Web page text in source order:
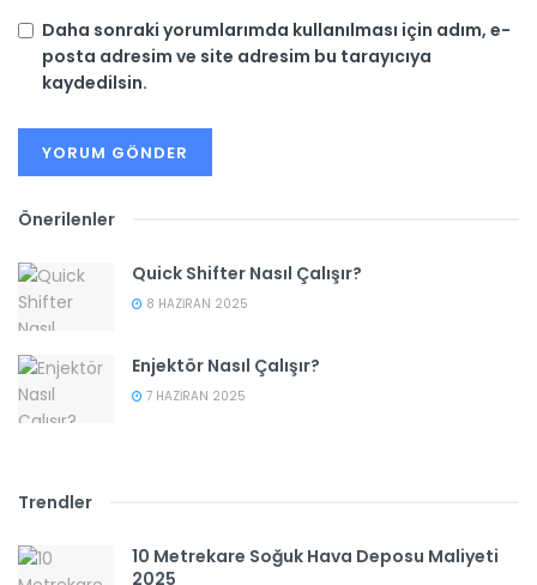
Daha sonraki yorumlarımda kullanılması için adım, e-
posta adresim ve site adresim bu tarayıcıya
kaydedilsin.
Önerilenler
Quick Shifter Nasıl Çalışır?
8 HAZIRAN 2025
Enjektör Nasıl Çalışır?
7 HAZIRAN 2025
Trendler
10 Metrekare Soğuk Hava Deposu Maliyeti
2025